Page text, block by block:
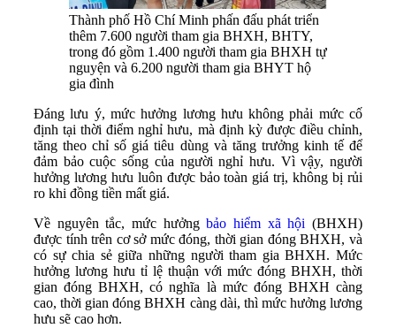
Thành phố Hồ Chí Minh phấn đấu phát triển
thêm 7.600 người tham gia BHXH, BHTY,
trong đó gồm 1.400 người tham gia BHXH tự
nguyện và 6.200 người tham gia BHYT hộ
gia đình
Đáng lưu ý, mức hưởng lương hưu không phải mức cố
định tại thời điểm nghỉ hưu, mà định kỳ được điều chỉnh,
tăng theo chỉ số giá tiêu dùng và tăng trưởng kinh tế để
đảm bảo cuộc sống của người nghỉ hưu. Vì vậy, người
hưởng lương hưu luôn được bảo toàn giá trị, không bị rủi
ro khi đồng tiền mất giá.
Về nguyên tắc, mức hưởngbảo hiểm xã hội (BHXH)
được tính trên cơ sở mức đóng, thời gian đóng BHXH, và
có sự chia sẻ giữa những người tham gia BHXH. Mức
hưởng lương hưu tỉ lệ thuận với mức đóng BHXH, thời
gian đóng BHXH, có nghĩa là mức đóng BHXH càng
cao, thời gian đóng BHXH càng dài, thì mức hưởng lương
hưu sẽ cao hơn.